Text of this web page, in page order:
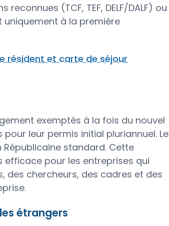
(TCF, TEF, DELF/DALF) ou
uniquement à la première
résident et carte de séjour
exemptés à la fois du nouvel
leur permis initial pluriannuel. Le
standard. Cette
efficace pour les entreprises qui
des chercheurs, des cadres et des
étrangers